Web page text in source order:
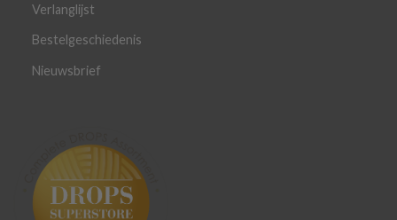
Verlanglijst
Bestelgeschiedenis
Nieuwsbrief